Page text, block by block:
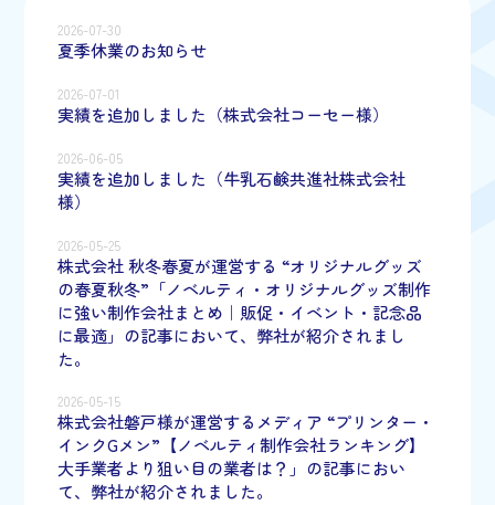
2026-07-30
夏季休業のお知らせ
2026-07-01
実績を追加しました（株式会社コーセー様）
2026-06-05
実績を追加しました（牛乳石鹸共進社株式会社
様）
2026-05-25
株式会社 秋冬春夏が運営する “オリジナルグッズ
の春夏秋冬”「ノベルティ・オリジナルグッズ制作
に強い制作会社まとめ｜販促・イベント・記念品
に最適」の記事において、弊社が紹介されまし
た。
2026-05-15
株式会社磐戸様が運営するメディア “プリンター・
インクGメン”【ノベルティ制作会社ランキング】
大手業者より狙い目の業者は？」の記事におい
て、弊社が紹介されました。